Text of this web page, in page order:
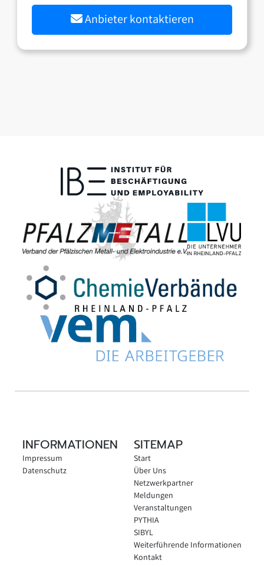
Anbieter kontaktieren
INFORMATIONEN
Impressum
Datenschutz
SITEMAP
Start
Über Uns
Netzwerkpartner
Meldungen
Veranstaltungen
PYTHIA
SIBYL
Weiterführende Informationen
Kontakt